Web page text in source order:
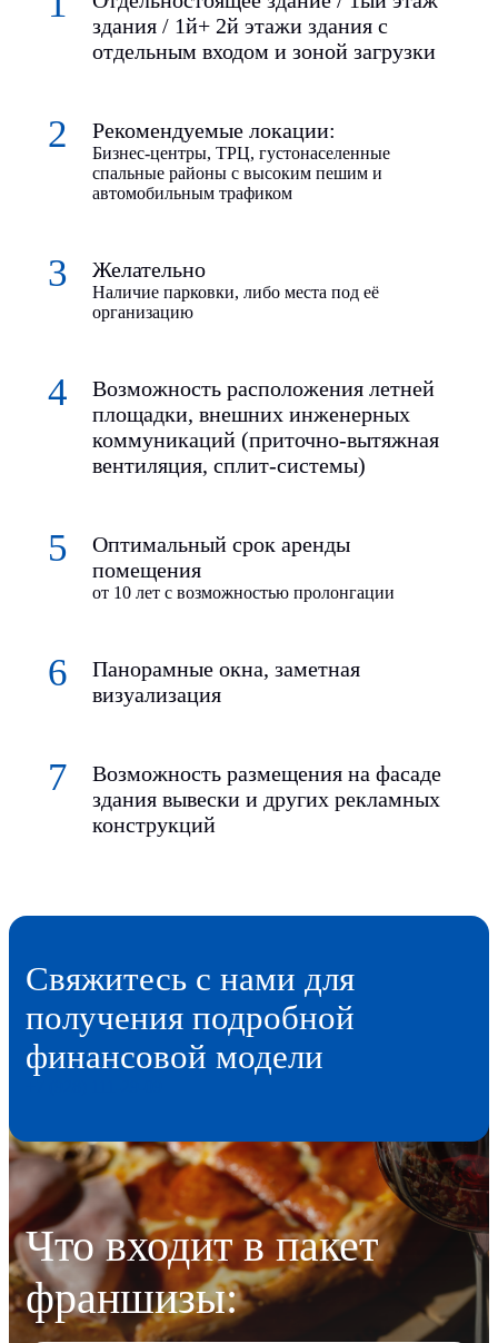
здания / 1й+ 2й этажи здания с
отдельным входом и зоной загрузки
Рекомендуемые локации:
Бизнес-центры, ТРЦ, густонаселенные
спальные районы с высоким пешим и
автомобильным трафиком
Желательно
Наличие парковки, либо места под её
организацию
Возможность расположения летней
площадки, внешних инженерных
коммуникаций (приточно-вытяжная
вентиляция, сплит-системы)
Оптимальный срок аренды
помещения
от 10 лет с возможностью пролонгации
Панорамные окна, заметная
визуализация
Возможность размещения на фасаде
здания вывески и других рекламных
конструкций
Свяжитесь с нами для
получения подробной
финансовой модели
Что входит в пакет
франшизы: